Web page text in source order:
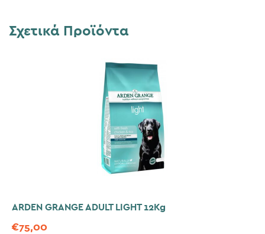
Σχετικά Προϊόντα
ARDEN GRANGE ADULT LIGHT 12Kg
€75,00